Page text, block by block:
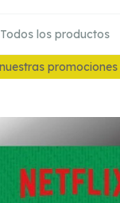
10% en Preventas
Todos los productos